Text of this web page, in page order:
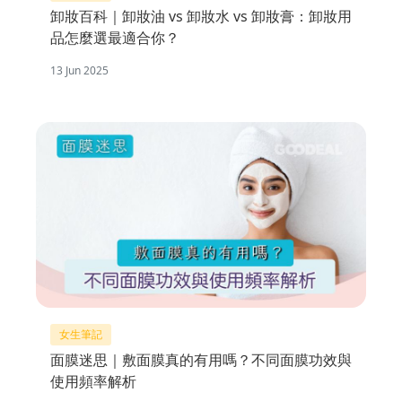
卸妝百科｜卸妝油 vs 卸妝水 vs 卸妝膏：卸妝用
品怎麼選最適合你？
13 Jun 2025
女生筆記
面膜迷思｜敷面膜真的有用嗎？不同面膜功效與
使用頻率解析